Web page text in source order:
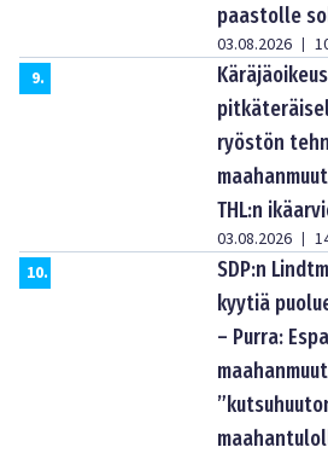
paastolle
03.08.2026 |
9.
ryöstön
THL:n
03.08.2026 |
10.
SDP:n
kyytiä
– Purra: